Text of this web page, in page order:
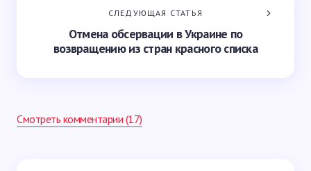
СЛЕДУЮЩАЯ СТАТЬЯ
Отмена обсервации в Украине по
возвращению из стран красного списка
Смотреть комментарии (17)